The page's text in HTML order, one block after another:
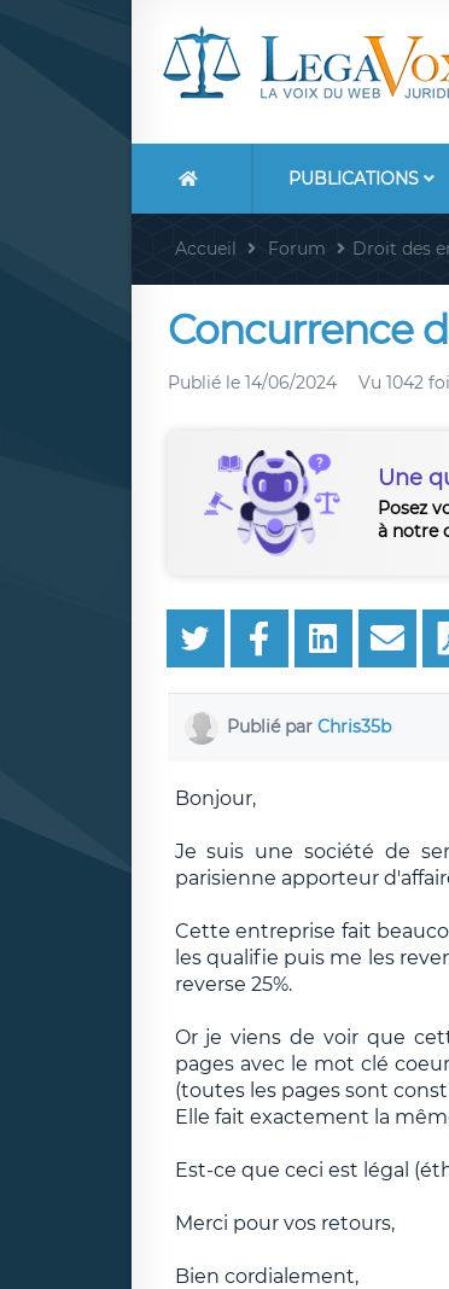
PUBLICATIONS
Accueil Forum Droit des
Concurrence
Publié le 14/06/2024 Vu 1042
Une
Posez
à notre
Publié par Chris35b
Bonjour,
Je suis une société de
parisienne apporteur
Cette entreprise fait
les qualifie puis me les
reverse 25%.
Or je viens de voir que
pages avec le mot clé
(toutes les pages sont
Elle fait exactement la
Est-ce que ceci est légal
Merci pour vos retours,
Bien cordialement,